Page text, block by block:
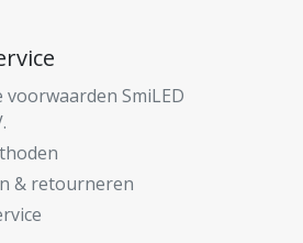
voorwaarden SmiLED
& retourneren